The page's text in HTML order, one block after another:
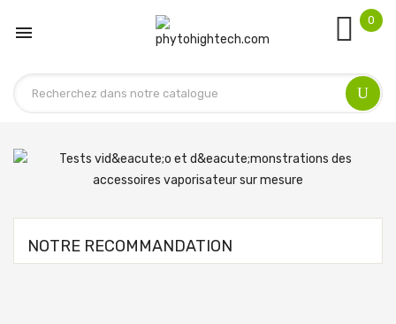

0
NOTRE RECOMMANDATION